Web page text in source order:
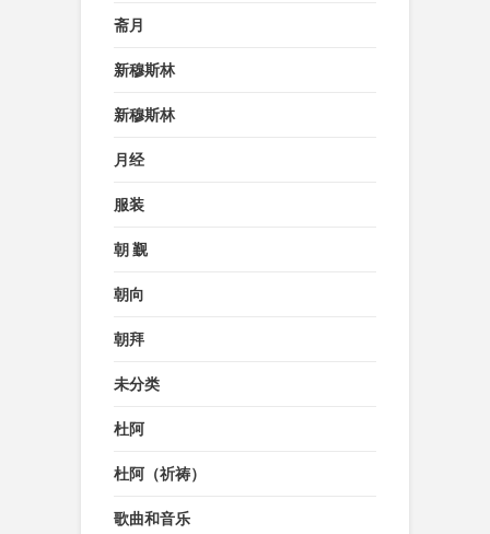
斋月
新穆斯林
新穆斯林
月经
服装
朝 觐
朝向
朝拜
未分类
杜阿
杜阿（祈祷）
歌曲和音乐